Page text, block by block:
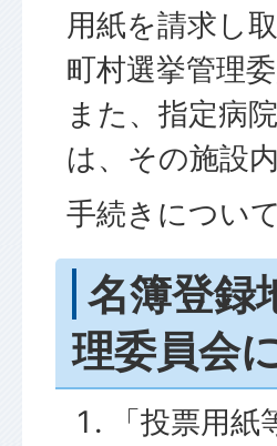
用紙を請求し
町村選挙管理
また、指定病
は、その施設
手続きについ
名簿登録
理委員会
「投票用